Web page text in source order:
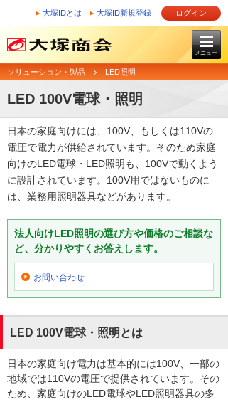
大塚IDとは 大塚ID新規登録 ログイン
メニュー
ソリューション・製品 LED照明
LED 100V電球・照明
日本の家庭向けには、100V、もしくは110Vの
電圧で電力が供給されています。そのため家庭
向けのLED電球・LED照明も、100Vで動くよう
に設計されています。100V用ではないものに
は、業務用照明器具などがあります。
法人向けLED照明の選び方や価格のご相談な
ど、分かりやすくお答えします。
お問い合わせ
LED 100V電球・照明とは
日本の家庭向け電力は基本的には100V、一部の
地域では110Vの電圧で提供されています。その
ため、家庭向けのLED電球やLED照明器具の多